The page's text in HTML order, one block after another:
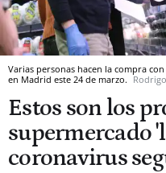
Varias personas hacen la compra
en Madrid este 24 de marzo.
Estos son los
supermercado
coronavirus